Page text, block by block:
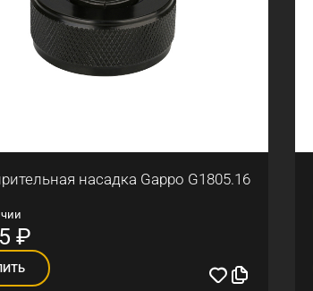
насадка Gappo G1805.16
₽